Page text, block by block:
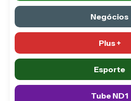
Negócios
Plus +
Esporte
Tube ND1